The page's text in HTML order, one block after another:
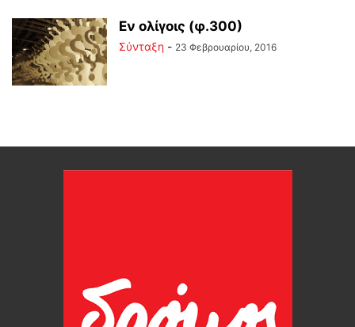
Εν ολίγοις (φ.300)
Σύνταξη - 23 Φεβρουαρίου, 2016